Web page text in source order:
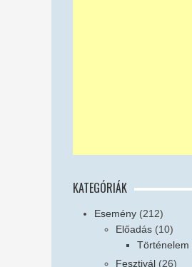
KATEGÓRIÁK
Esemény (212)
Előadás (10)
Történelem
Fesztivál (26)